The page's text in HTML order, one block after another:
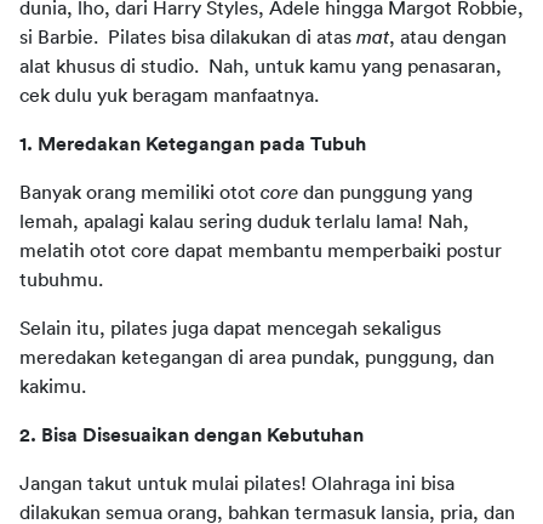
dunia, lho, dari Harry Styles, Adele hingga Margot Robbie,
si Barbie.  Pilates bisa dilakukan di atas mat, atau dengan
alat khusus di studio.  Nah, untuk kamu yang penasaran,
cek dulu yuk beragam manfaatnya.
1. Meredakan Ketegangan pada Tubuh
Banyak orang memiliki otot core dan punggung yang
lemah, apalagi kalau sering duduk terlalu lama! Nah,
melatih otot core dapat membantu memperbaiki postur
tubuhmu.
Selain itu, pilates juga dapat mencegah sekaligus
meredakan ketegangan di area pundak, punggung, dan
kakimu.
2. Bisa Disesuaikan dengan Kebutuhan
Jangan takut untuk mulai pilates! Olahraga ini bisa
dilakukan semua orang, bahkan termasuk lansia, pria, dan